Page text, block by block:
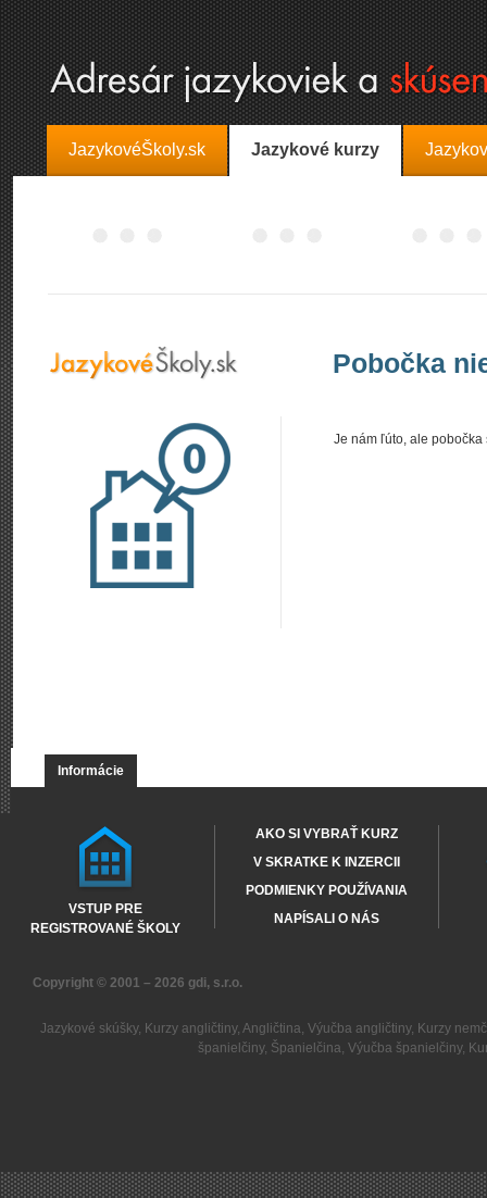
JazykovéŠkoly.sk Jazykové kurzy
Pobočka
Je nám ľúto, ale pobočka
Informácie
VSTUP PRE
REGISTROVANÉ ŠKOLY
AKO SI VYBRAŤ KURZ
V SKRATKE K INZERCII
PODMIENKY POUŽÍVANIA
NAPÍSALI O NÁS
Copyright © 2001 – 2026 gdi, s.r.o.
Jazykové skúšky, Kurzy angličtiny, Angličtina, Výučba angličtiny, Kurzy
španielčiny, Španielčina, Výučba španielčiny,